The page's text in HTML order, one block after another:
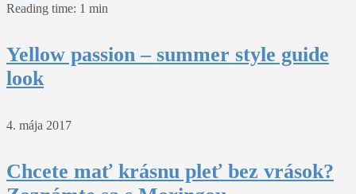
Reading time: 1 min
Yellow passion – summer style guide
look
4. mája 2017
Chcete mať krásnu pleť bez vrások?